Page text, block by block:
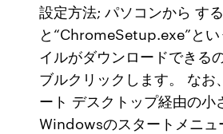
設定方法; パソコンから する
と“ChromeSetup.exe”と
イルがダウンロードできる
ブルクリックします。 な
ート デスクトップ経由の小
Windowsのスタートメニュ